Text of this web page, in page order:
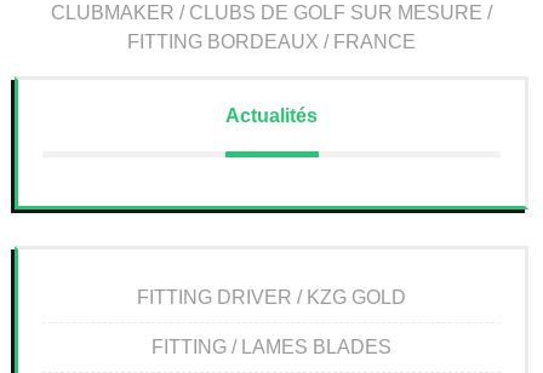
CLUBMAKER / CLUBS DE GOLF SUR MESURE /
FITTING BORDEAUX / FRANCE
Actualités
FITTING DRIVER / KZG GOLD
FITTING / LAMES BLADES